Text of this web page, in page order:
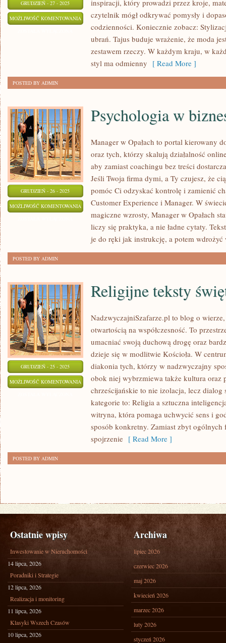
GRUDZIEŃ - 27 - 2025
MOŻLIWOŚĆ KOMENTOWANIA TAJUS
inspiracji, który prowadzi przez kroje,
czytelnik mógł odkrywać pomysły i
codzienności. Koniecznie zobacz:
ubrań. Tajus buduje wrażenie, że moda
zestawem rzeczy. W każdym kraju, w
styl ma odmienny [ Read More ]
POSTED BY ADMIN
GRUDZIEŃ - 26 - 2025
MOŻLIWOŚĆ KOMENTOWANIA PSYCHOLOGIA
BIZNESIE
Psychologia w
Manager w Opałach to portal kierowany
oraz tych, którzy skalują działalność
aby zamiast coachingu bez treści
Jeśli Twoja firma dymi, a Ty czujesz, że
pomóc Ci odzyskać kontrolę i zamienić
Customer Experience i Manager. W
magiczne wzrosty, Manager w Opałach
liczy się praktyka, a nie ładne cytaty.
je do ręki jak instrukcję, a potem wdrożyć
POSTED BY ADMIN
GRUDZIEŃ - 25 - 2025
MOŻLIWOŚĆ KOMENTOWANIA RELIGIJNE
TEKSTY
ŚWIĘTE
Religijne teksty
NadzwyczajniSzafarze.pl to blog o
otwartością na współczesność. To
umacniać swoją duchową drogę oraz
dzieje się w modlitwie Kościoła. W
diakonia tych, którzy w nadzwyczajny
obok niej wybrzmiewa także kultura oraz
chrześcijańskie to nie izolacja, lecz dialog
kategorie to: Religia a sztuczna
witryna, która pomaga uchwycić sens i
sposób konkretny. Zamiast zbyt ogólnych
spojrzenie [ Read More ]
POSTED BY ADMIN
Ostatnie wpisy
Inwestowanie w Nieruchomości
14 lipca, 2026
Poradniki i Strategie
12 lipca, 2026
Realizacja i monitoring
11 lipca, 2026
Klasyki Wszech Czasów
10 lipca, 2026
Archiwa
lipiec 2026
czerwiec 2026
maj 2026
kwiecień 2026
marzec 2026
luty 2026
styczeń 2026